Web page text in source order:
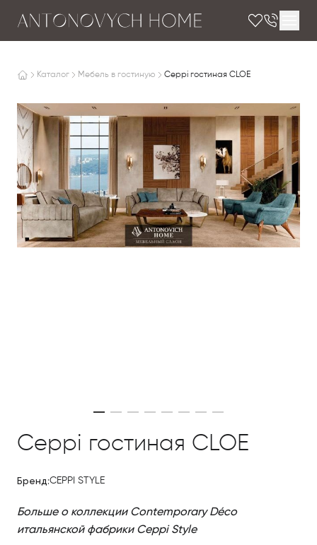
Каталог Мебель в гостиную Ceppi гостиная CLOE
Ceppi гостиная CLOE
Бренд:CEPPI STYLE
Больше о коллекции Contemporary Déco
итальянской фабрики Ceppi Style